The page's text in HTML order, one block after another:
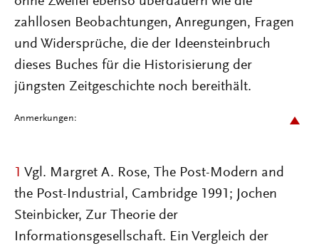
zahllosen Beobachtungen, Anregungen, Fragen
und Widersprüche, die der Ideensteinbruch
dieses Buches für die Historisierung der
jüngsten Zeitgeschichte noch bereithält.
Anmerkungen:
1 Vgl. Margret A. Rose, The Post-Modern and
the Post-Industrial, Cambridge 1991; Jochen
Steinbicker, Zur Theorie der
Informationsgesellschaft. Ein Vergleich der